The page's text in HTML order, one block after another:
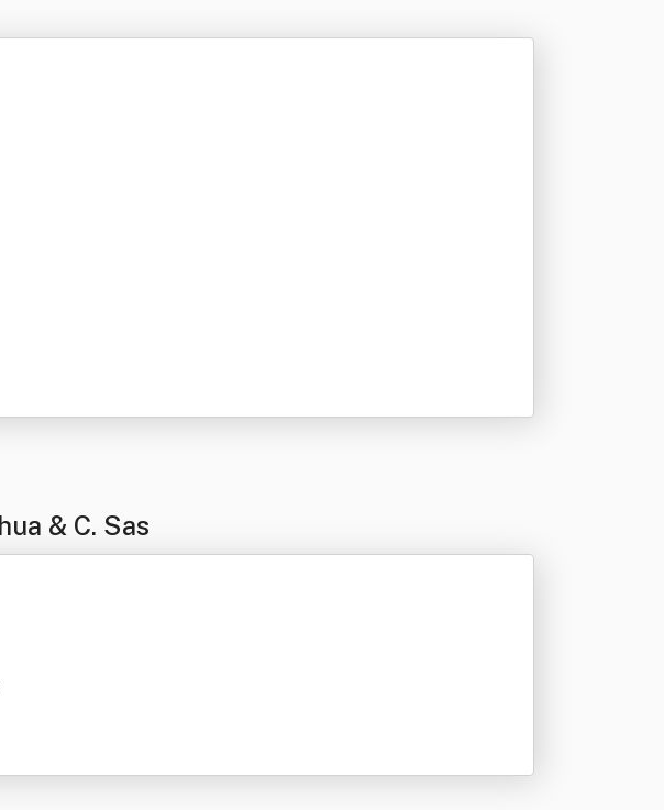
& C. Sas